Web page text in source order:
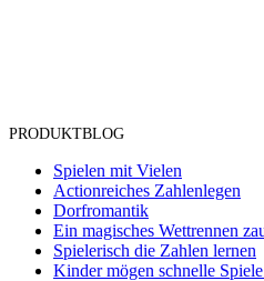
PRODUKTBLOG
Spielen mit Vielen
Actionreiches Zahlenlegen
Dorfromantik
Ein magisches Wettrennen
Spielerisch die Zahlen lernen
Kinder mögen schnelle